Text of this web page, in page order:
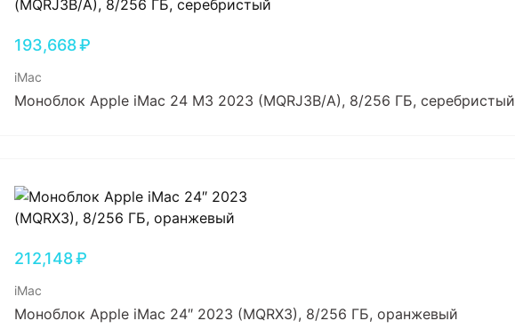
193,668₽
iMac
Моноблок Apple iMac 24 M3 2023 (MQRJ3B/A), 8/256 ГБ, серебристый
212,148₽
iMac
Моноблок Apple iMac 24″ 2023 (MQRX3), 8/256 ГБ, оранжевый